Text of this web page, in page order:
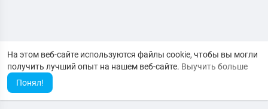
На этом веб-сайте используются файлы cookie, чтобы вы могли
получить лучший опыт на нашем веб-сайте. Выучить больше
Понял!